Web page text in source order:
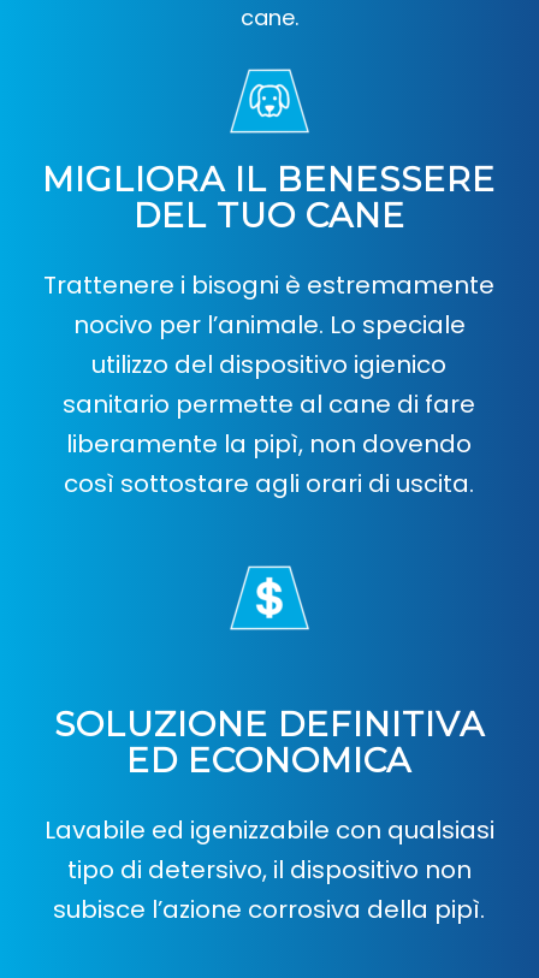
cane.
MIGLIORA IL BENESSERE
DEL TUO CANE
Trattenere i bisogni è estremamente
nocivo per l’animale. Lo speciale
utilizzo del dispositivo igienico
sanitario permette al cane di fare
liberamente la pipì, non dovendo
così sottostare agli orari di uscita.
SOLUZIONE DEFINITIVA
ED ECONOMICA
Lavabile ed igenizzabile con qualsiasi
tipo di detersivo, il dispositivo non
subisce l’azione corrosiva della pipì.